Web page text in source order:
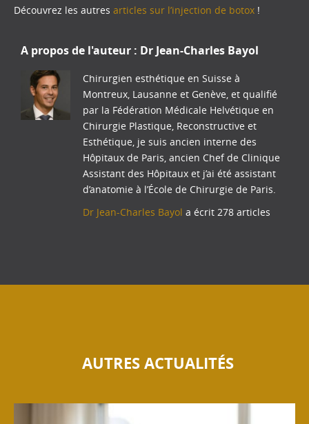
Découvrez les autres articles sur l’injection de botox !
A propos de l'auteur : Dr Jean-Charles Bayol
Chirurgien esthétique en Suisse à
Montreux, Lausanne et Genève, et qualifié
par la Fédération Médicale Helvétique en
Chirurgie Plastique, Reconstructive et
Esthétique, je suis ancien interne des
Hôpitaux de Paris, ancien Chef de Clinique
Assistant des Hôpitaux et j’ai été assistant
d’anatomie à l’École de Chirurgie de Paris.
Dr Jean-Charles Bayol a écrit 278 articles
AUTRES ACTUALITÉS